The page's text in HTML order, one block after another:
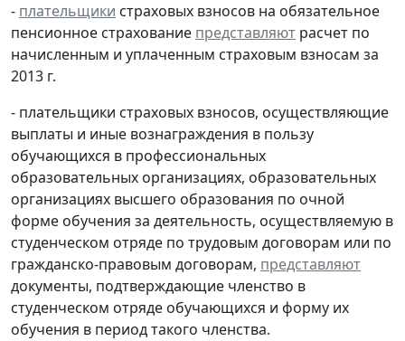
- плательщики страховых взносов на обязательное
пенсионное страхование представляют расчет по
начисленным и уплаченным страховым взносам за
2013 г.
- плательщики страховых взносов, осуществляющие
выплаты и иные вознаграждения в пользу
обучающихся в профессиональных
образовательных организациях, образовательных
организациях высшего образования по очной
форме обучения за деятельность, осуществляемую в
студенческом отряде по трудовым договорам или по
гражданско-правовым договорам, представляют
документы, подтверждающие членство в
студенческом отряде обучающихся и форму их
обучения в период такого членства.